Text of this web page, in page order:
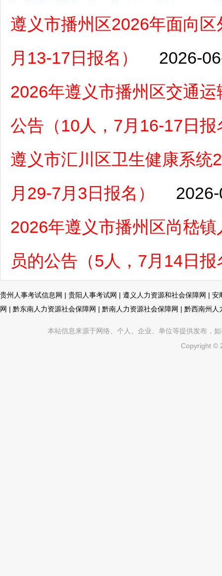
遵义市播州区2026年面向
月13-17日报名）
2026-
2026年遵义市播州区交通
公告（10人，7月16-17日报
遵义市汇川区卫生健康系统
月29-7月3日报名）
2026年遵义市播州区尚嵇
员的公告（5人，7月14日报
贵州人事考试信息网 | 贵阳人事考试网 | 遵义人力资源和社会保障网 | 安
网 | 黔东南人力资源社会保障网 | 黔南人力资源社会保障网 | 黔西南州人
本站信息来源于网络、个人、企业、单位等提供发布，
Copyright ©